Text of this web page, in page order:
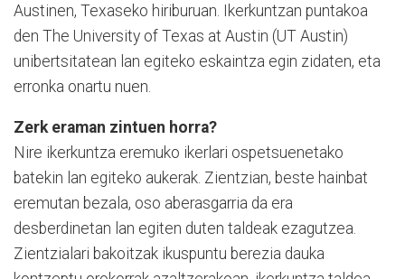
Austinen, Texaseko hiriburuan. Ikerkuntzan puntakoa
den The University of Texas at Austin (UT Austin)
unibertsitatean lan egiteko eskaintza egin zidaten, eta
erronka onartu nuen.
Zerk eraman zintuen horra?
Nire ikerkuntza eremuko ikerlari ospetsuenetako
batekin lan egiteko aukerak. Zientzian, beste hainbat
eremutan bezala, oso aberasgarria da era
desberdinetan lan egiten duten taldeak ezagutzea.
Zientzialari bakoitzak ikuspuntu berezia dauka